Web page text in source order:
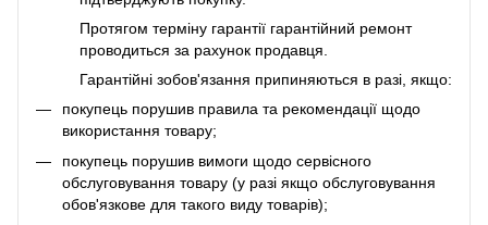
Протягом терміну гарантії гарантійний ремонт
проводиться за рахунок продавця.
Гарантійні зобов'язання припиняються в разі, якщо:
покупець порушив правила та рекомендації щодо
використання товару;
покупець порушив вимоги щодо сервісного
обслуговування товару (у разі якщо обслуговування
обов'язкове для такого виду товарів);